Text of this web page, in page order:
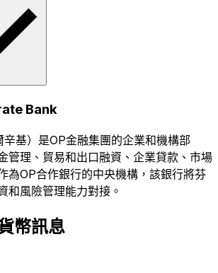
Bank
辛基）是OP金融集團的企業和機構部
管理、貿易和出口融資、企業貸款、市場
為OP合作銀行的中央機構，該銀行將芬
和風險管理能力對接。
幣訊息